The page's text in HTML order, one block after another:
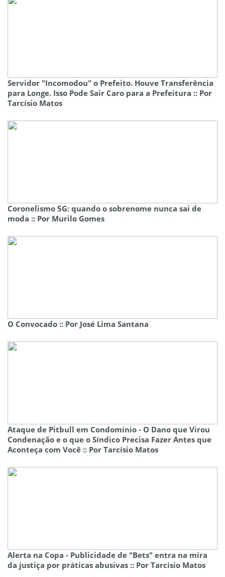
Servidor "Incomodou" o Prefeito. Houve Transferência
para Longe. Isso Pode Sair Caro para a Prefeitura :: Por
Tarcísio Matos
Coronelismo 5G: quando o sobrenome nunca sai de
moda :: Por Murilo Gomes
O Convocado :: Por José Lima Santana
Ataque de Pitbull em Condomínio - O Dano que Virou
Condenação e o que o Síndico Precisa Fazer Antes que
Aconteça com Você :: Por Tarcísio Matos
Alerta na Copa - Publicidade de "Bets" entra na mira
da justiça por práticas abusivas :: Por Tarcísio Matos